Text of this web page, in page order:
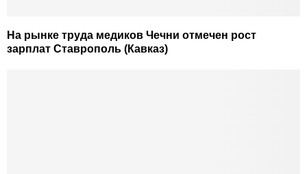
На рынке труда медиков Чечни отмечен рост
зарплат Ставрополь (Кавказ)